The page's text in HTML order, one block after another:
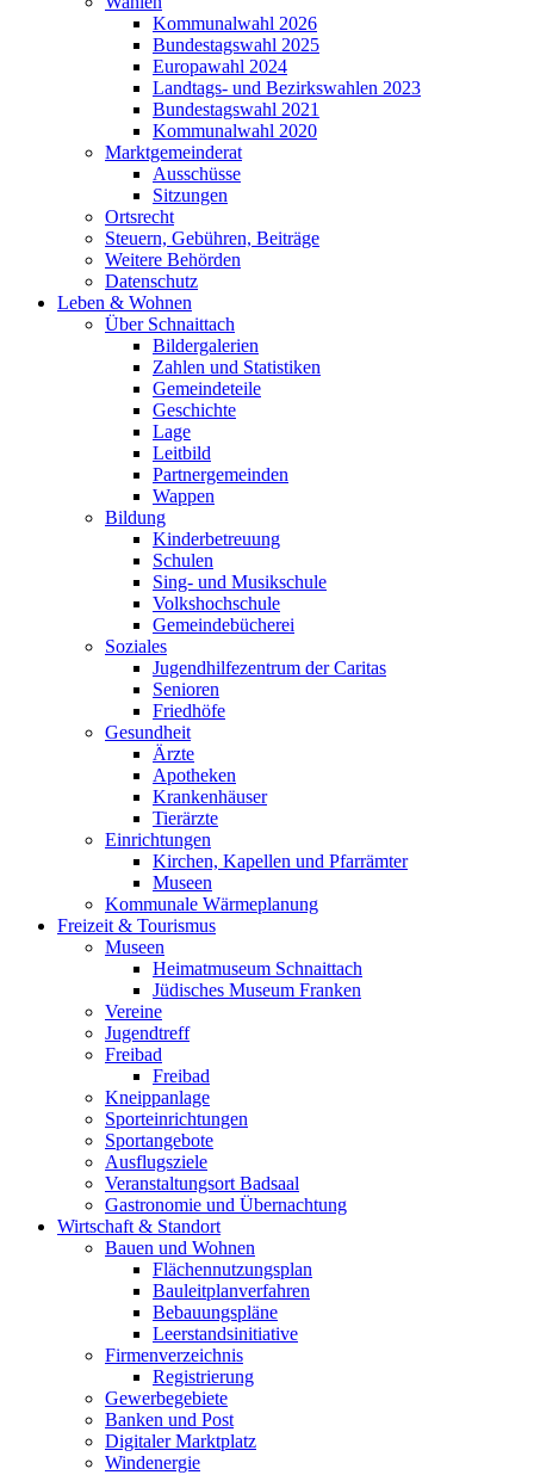
Kommunalwahl 2026
Bundestagswahl 2025
Europawahl 2024
Landtags- und Bezirkswahlen 2023
Bundestagswahl 2021
Kommunalwahl 2020
Marktgemeinderat
Ausschüsse
Sitzungen
Ortsrecht
Steuern, Gebühren, Beiträge
Weitere Behörden
Datenschutz
Leben & Wohnen
Über Schnaittach
Bildergalerien
Zahlen und Statistiken
Gemeindeteile
Geschichte
Lage
Leitbild
Partnergemeinden
Wappen
Bildung
Kinderbetreuung
Schulen
Sing- und Musikschule
Volkshochschule
Gemeindebücherei
Soziales
Jugendhilfezentrum der Caritas
Senioren
Friedhöfe
Gesundheit
Ärzte
Apotheken
Krankenhäuser
Tierärzte
Einrichtungen
Kirchen, Kapellen und Pfarrämter
Museen
Kommunale Wärmeplanung
Freizeit & Tourismus
Museen
Heimatmuseum Schnaittach
Jüdisches Museum Franken
Vereine
Jugendtreff
Freibad
Freibad
Kneippanlage
Sporteinrichtungen
Sportangebote
Ausflugsziele
Veranstaltungsort Badsaal
Gastronomie und Übernachtung
Wirtschaft & Standort
Bauen und Wohnen
Flächennutzungsplan
Bauleitplanverfahren
Bebauungspläne
Leerstandsinitiative
Firmenverzeichnis
Registrierung
Gewerbegebiete
Banken und Post
Digitaler Marktplatz
Windenergie